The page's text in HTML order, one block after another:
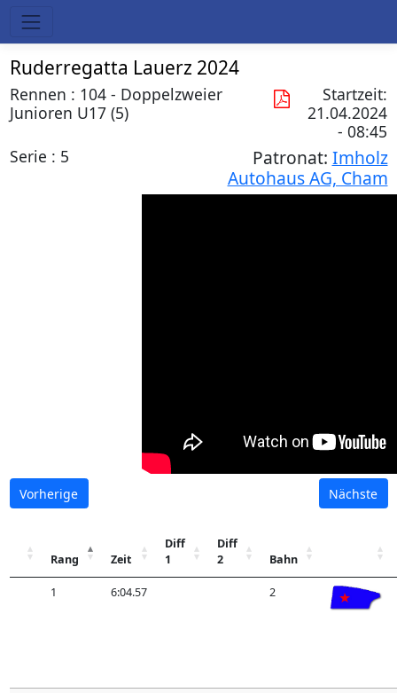
Ruderregatta Lauerz 2024
Rennen : 104 - Doppelzweier
Junioren U17 (5)
Startzeit:
21.04.2024
- 08:45
Serie : 5
Patronat: Imholz
Autohaus AG, Cham
Vorherige Nächste
Rang Zeit
Diff
1
Diff
2
Bahn
1 6:04.57 2